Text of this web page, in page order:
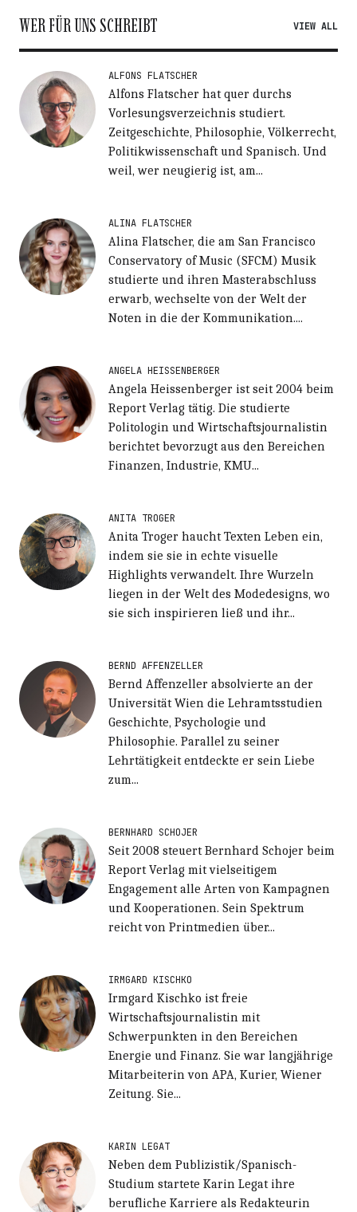
WER FÜR UNS SCHREIBT VIEW ALL
ALFONS FLATSCHER
Alfons Flatscher hat quer durchs
Vorlesungsverzeichnis studiert.
Zeitgeschichte, Philosophie, Völkerrecht,
Politikwissenschaft und Spanisch. Und
weil, wer neugierig ist, am...
ALINA FLATSCHER
Alina Flatscher, die am San Francisco
Conservatory of Music (SFCM) Musik
studierte und ihren Masterabschluss
erwarb, wechselte von der Welt der
Noten in die der Kommunikation....
ANGELA HEISSENBERGER
Angela Heissenberger ist seit 2004 beim
Report Verlag tätig. Die studierte
Politologin und Wirtschaftsjournalistin
berichtet bevorzugt aus den Bereichen
Finanzen, Industrie, KMU...
ANITA TROGER
Anita Troger haucht Texten Leben ein,
indem sie sie in echte visuelle
Highlights verwandelt. Ihre Wurzeln
liegen in der Welt des Modedesigns, wo
sie sich inspirieren ließ und ihr...
BERND AFFENZELLER
Bernd Affenzeller absolvierte an der
Universität Wien die Lehramtsstudien
Geschichte, Psychologie und
Philosophie. Parallel zu seiner
Lehrtätigkeit entdeckte er sein Liebe
zum...
BERNHARD SCHOJER
Seit 2008 steuert Bernhard Schojer beim
Report Verlag mit vielseitigem
Engagement alle Arten von Kampagnen
und Kooperationen. Sein Spektrum
reicht von Printmedien über...
IRMGARD KISCHKO
Irmgard Kischko ist freie
Wirtschaftsjournalistin mit
Schwerpunkten in den Bereichen
Energie und Finanz. Sie war langjährige
Mitarbeiterin von APA, Kurier, Wiener
Zeitung. Sie...
KARIN LEGAT
Neben dem Publizistik/Spanisch-
Studium startete Karin Legat ihre
berufliche Karriere als Redakteurin